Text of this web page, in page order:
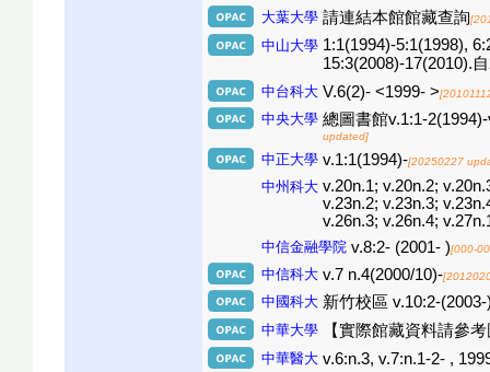
大葉大學 請連結本館館藏查詢
中山大學 1:1(1994)-5:1(1998),
15:3(2008)-17(2010).
中台科大 V.6(2)- <1999- >
中央大學 總圖書館v.1:1-
updated]
中正大學 v.1:1(1994)-[20250227
中州科大 v.20n.1; v.20n.2;
v.23n.2; v.23n.3;
v.26n.3; v.26n.4;
中信金融學院 v.8:2- (2001- )[000-
中信科大 v.7 n.4(2000/10)-
中國科大 新竹校區 v.10:2-(2003-
中華大學 【實際館藏資料請參
中華醫大 v.6:n.3, v.7:n.1-2- ,